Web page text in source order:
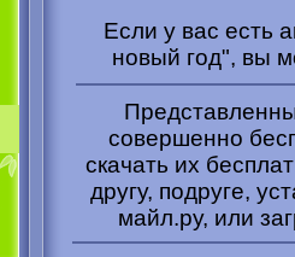
Если у вас есть
новый год", вы
совершенно
скачать их
другу, подруге,
майл.ру, или